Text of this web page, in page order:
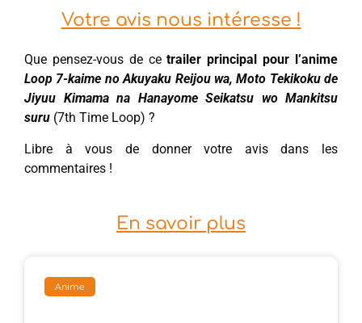
Votre avis nous intéresse !
Que pensez-vous de cetrailer principal pour l’anime
Loop 7-kaime no Akuyaku Reijou wa, Moto Tekikoku de
Jiyuu Kimama na Hanayome Seikatsu wo Mankitsu
suru (7th Time Loop) ?
Libre à vous de donner votre avis dans les
commentaires !
En savoir plus
Anime